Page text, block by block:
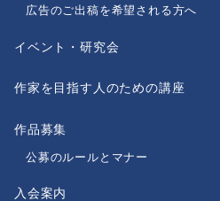
広告のご出稿を希望される方へ
イベント・研究会
作家を目指す人のための講座
作品募集
公募のルールとマナー
入会案内